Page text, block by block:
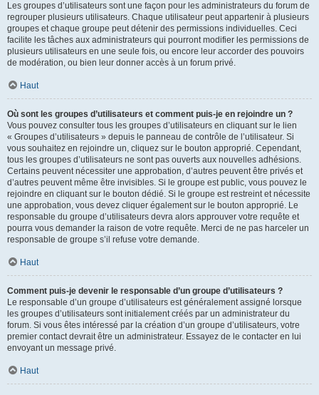
Les groupes d’utilisateurs sont une façon pour les administrateurs du forum de
regrouper plusieurs utilisateurs. Chaque utilisateur peut appartenir à plusieurs
groupes et chaque groupe peut détenir des permissions individuelles. Ceci
facilite les tâches aux administrateurs qui pourront modifier les permissions de
plusieurs utilisateurs en une seule fois, ou encore leur accorder des pouvoirs
de modération, ou bien leur donner accès à un forum privé.
Haut
Où sont les groupes d’utilisateurs et comment puis-je en rejoindre un ?
Vous pouvez consulter tous les groupes d’utilisateurs en cliquant sur le lien
« Groupes d’utilisateurs » depuis le panneau de contrôle de l’utilisateur. Si
vous souhaitez en rejoindre un, cliquez sur le bouton approprié. Cependant,
tous les groupes d’utilisateurs ne sont pas ouverts aux nouvelles adhésions.
Certains peuvent nécessiter une approbation, d’autres peuvent être privés et
d’autres peuvent même être invisibles. Si le groupe est public, vous pouvez le
rejoindre en cliquant sur le bouton dédié. Si le groupe est restreint et nécessite
une approbation, vous devez cliquer également sur le bouton approprié. Le
responsable du groupe d’utilisateurs devra alors approuver votre requête et
pourra vous demander la raison de votre requête. Merci de ne pas harceler un
responsable de groupe s’il refuse votre demande.
Haut
Comment puis-je devenir le responsable d’un groupe d’utilisateurs ?
Le responsable d’un groupe d’utilisateurs est généralement assigné lorsque
les groupes d’utilisateurs sont initialement créés par un administrateur du
forum. Si vous êtes intéressé par la création d’un groupe d’utilisateurs, votre
premier contact devrait être un administrateur. Essayez de le contacter en lui
envoyant un message privé.
Haut